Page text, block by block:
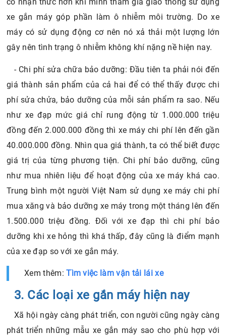
xe gắn máy góp phần làm ô nhiễm môi trường. Do xe
máy có sử dụng động cơ nên nó xả thải một lượng lớn
gây nên tình trạng ô nhiễm không khí nặng nề hiện nay.
- Chi phí sửa chữa bảo dưỡng: Đầu tiên ta phải nói đến
giá thành sản phẩm của cả hai để có thể thấy được chi
phí sửa chửa, bảo dưỡng của mỗi sản phẩm ra sao. Nếu
như xe đạp mức giá chỉ rung động từ 1.000.000 triệu
đồng đến 2.000.000 đồng thì xe máy chi phí lên đến gần
40.000.000 đồng. Nhìn qua giá thành, ta có thể biết được
giá trị của từng phương tiện. Chi phí bảo dưỡng, cũng
như mua nhiên liệu để hoạt động của xe máy khá cao.
Trung bình một người Việt Nam sử dụng xe máy chi phí
mua xăng và bảo dưỡng xe máy trong một tháng lên đến
1.500.000 triệu đồng. Đối với xe đạp thì chi phí bảo
dưỡng khi xe hỏng thì khá thấp, đây cũng là điểm mạnh
của xe đạp so với xe gắn máy.
Xem thêm:Tìm việc làm vận tải lái xe
3. Các loại xe gắn máy hiện nay
Xã hội ngày càng phát triển, con người cũng ngày càng
phát triển những mẫu xe gắn máy sao cho phù hợp với